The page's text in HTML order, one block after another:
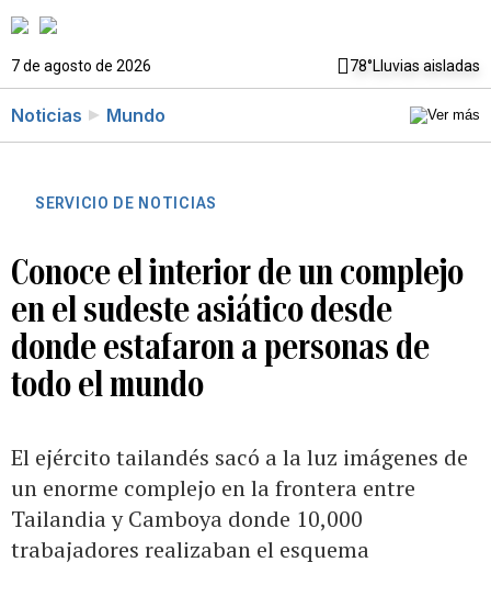
7 de agosto de 2026 78°Lluvias aisladas
Noticias Mundo
SERVICIO DE NOTICIAS
Conoce el interior de un complejo
en el sudeste asiático desde
donde estafaron a personas de
todo el mundo
El ejército tailandés sacó a la luz imágenes de
un enorme complejo en la frontera entre
Tailandia y Camboya donde 10,000
trabajadores realizaban el esquema